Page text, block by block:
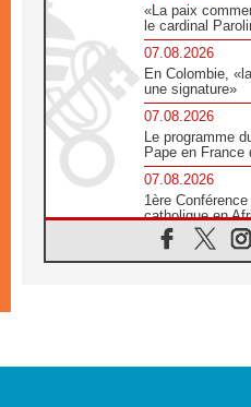
«La paix
le cardinal
07.08.2026
En Colombie,
une signature»
07.08.2026
Le programme
Pape en France
07.08.2026
1ère
catholique en
07.08.2026
Un logo
07.08.2026